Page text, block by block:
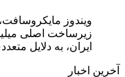
ویندوز
زیرساخت اصلی
ایران، به دلایل
آخرین اخبار